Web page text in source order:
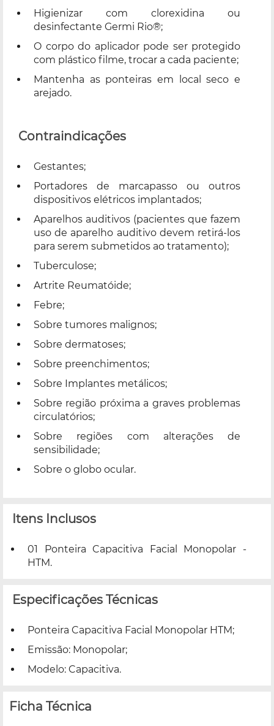
Higienizar com clorexidina ou
desinfectante Germi Rio®;
O corpo do aplicador pode ser protegido
com plástico filme, trocar a cada paciente;
Mantenha as ponteiras em local seco e
arejado.
Contraindicações
Gestantes;
Portadores de marcapasso ou outros
dispositivos elétricos implantados;
Aparelhos auditivos (pacientes que fazem
uso de aparelho auditivo devem retirá-los
para serem submetidos ao tratamento);
Tuberculose;
Artrite Reumatóide;
Febre;
Sobre tumores malignos;
Sobre dermatoses;
Sobre preenchimentos;
Sobre Implantes metálicos;
Sobre região próxima a graves problemas
circulatórios;
Sobre regiões com alterações de
sensibilidade;
Sobre o globo ocular.
Itens Inclusos
01 Ponteira Capacitiva Facial Monopolar -
HTM.
Especificações Técnicas
Ponteira Capacitiva Facial Monopolar HTM;
Emissão: Monopolar;
Modelo: Capacitiva.
Ficha Técnica